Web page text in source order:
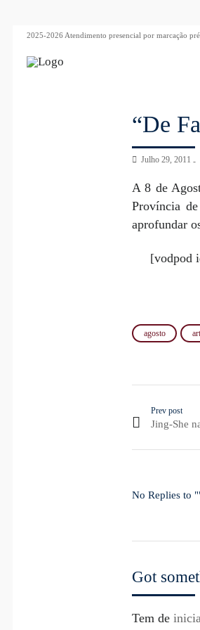
2025-2026 Atendimento presencial por marcação
“De
Julho 29, 2011
A 8 de
Província
aprofundar
[vodpod
agosto
Prev post
Jing-She
No Replies to
Got
Tem de